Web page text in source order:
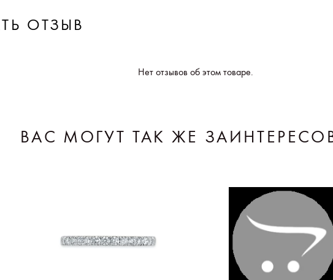
ОТЗЫВ
Нет отзывов об этом товаре.
ВАС МОГУТ ТАК ЖЕ